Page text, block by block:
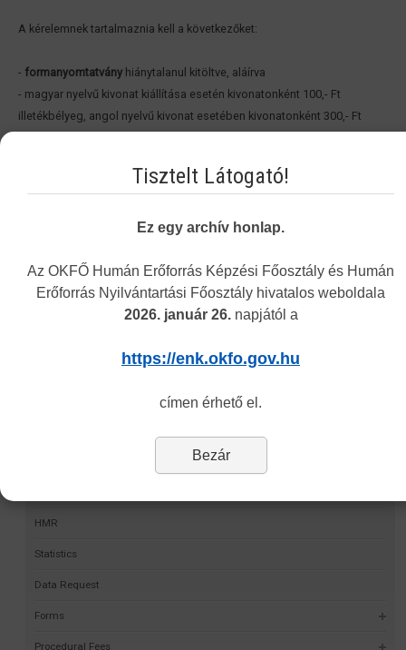
A kérelemnek tartalmaznia kell a következőket:
- formanyomtatvány hiánytalanul kitöltve, aláírva
- magyar nyelvű kivonat kiállítása esetén kivonatonként 100,- Ft
illetékbélyeg, angol nyelvű kivonat esetében kivonatonként 300,- Ft
- postai úton a 1444 Budapest, Pf.: 270-as postafiókcímre, vagy
utca 24. szám alatti Tölgy teremben.
Vakbarát változat
HMR
Statistics
Data Request
Forms
Procedural Fees
Tisztelt Látogató!
Ez egy archív honlap.
Az OKFŐ Humán Erőforrás Képzési Főosztály és Humán
Erőforrás Nyilvántartási Főosztály hivatalos weboldala
2026. január 26.napjától a
https://enk.okfo.gov.hu
címen érhető el.
Bezár